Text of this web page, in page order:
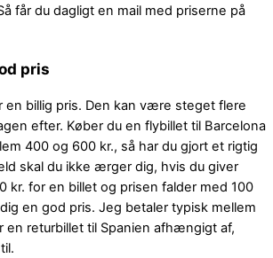
får du dagligt en mail med priserne på
pris
en billig pris. Den kan være steget flere
efter. Køber du en flybillet til Barcelona
400 og 600 kr., så har du gjort et rigtig
skal du ikke ærger dig, hvis du giver
kr. for en billet og prisen falder med 100
en god pris. Jeg betaler typisk mellem
en returbillet til Spanien afhængigt af,